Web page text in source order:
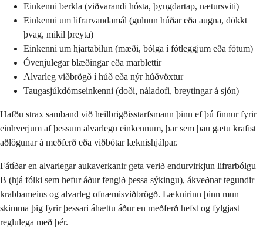
Einkenni berkla (viðvarandi hósta, þyngdartap, nætursviti)
Einkenni um lifrarvandamál (gulnun húðar eða augna, dökkt
þvag, mikil þreyta)
Einkenni um hjartabilun (mæði, bólga í fótleggjum eða fótum)
Óvenjulegar blæðingar eða marblettir
Alvarleg viðbrögð í húð eða nýr húðvöxtur
Taugasjúkdómseinkenni (doði, náladofi, breytingar á sjón)
Hafðu strax samband við heilbrigðisstarfsmann þinn ef þú finnur fyrir
einhverjum af þessum alvarlegu einkennum, þar sem þau gætu krafist
aðlögunar á meðferð eða viðbótar læknishjálpar.
Fátíðar en alvarlegar aukaverkanir geta verið endurvirkjun lifrarbólgu
B (hjá fólki sem hefur áður fengið þessa sýkingu), ákveðnar tegundir
krabbameins og alvarleg ofnæmisviðbrögð. Læknirinn þinn mun
skimma þig fyrir þessari áhættu áður en meðferð hefst og fylgjast
reglulega með þér.